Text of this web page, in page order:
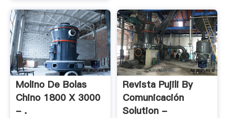
Molino De Bolas
Chino 1800 X 3000
- .
Revista Pujili By
Comunicación
Solution -